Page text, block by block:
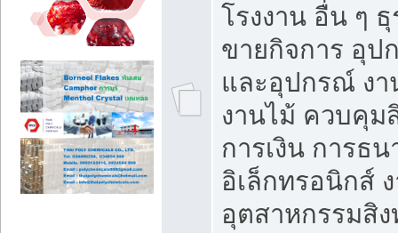
โรงงาน อื่น ๆ
ขายกิจการ อุป
และอุปกรณ์ ง
งานไม้ ควบคุม
การเงิน การธ
อิเล็กทรอนิกส์
อุตสาหกรรมสิ